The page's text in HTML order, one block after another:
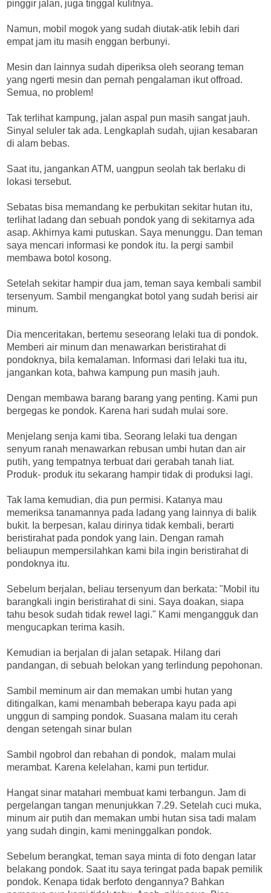
pinggir jalan, juga tinggal kulitnya.
Namun, mobil mogok yang sudah diutak-atik lebih dari
empat jam itu masih enggan berbunyi.
Mesin dan lainnya sudah diperiksa oleh seorang teman
yang ngerti mesin dan pernah pengalaman ikut offroad.
Semua, no problem!
Tak terlihat kampung, jalan aspal pun masih sangat jauh.
Sinyal seluler tak ada. Lengkaplah sudah, ujian kesabaran
di alam bebas.
Saat itu, jangankan ATM, uangpun seolah tak berlaku di
lokasi tersebut.
Sebatas bisa memandang ke perbukitan sekitar hutan itu,
terlihat ladang dan sebuah pondok yang di sekitarnya ada
asap. Akhirnya kami putuskan. Saya menunggu. Dan teman
saya mencari informasi ke pondok itu. Ia pergi sambil
membawa botol kosong.
Setelah sekitar hampir dua jam, teman saya kembali sambil
tersenyum. Sambil mengangkat botol yang sudah berisi air
minum.
Dia menceritakan, bertemu seseorang lelaki tua di pondok.
Memberi air minum dan menawarkan beristirahat di
pondoknya, bila kemalaman. Informasi dari lelaki tua itu,
jangankan kota, bahwa kampung pun masih jauh.
Dengan membawa barang barang yang penting. Kami pun
bergegas ke pondok. Karena hari sudah mulai sore.
Menjelang senja kami tiba. Seorang lelaki tua dengan
senyum ranah menawarkan rebusan umbi hutan dan air
putih, yang tempatnya terbuat dari gerabah tanah liat.
Produk- produk itu sekarang hampir tidak di produksi lagi.
Tak lama kemudian, dia pun permisi. Katanya mau
memeriksa tanamannya pada ladang yang lainnya di balik
bukit. Ia berpesan, kalau dirinya tidak kembali, berarti
beristirahat pada pondok yang lain. Dengan ramah
beliaupun mempersilahkan kami bila ingin beristirahat di
pondoknya itu.
Sebelum berjalan, beliau tersenyum dan berkata: "Mobil itu
barangkali ingin beristirahat di sini. Saya doakan, siapa
tahu besok sudah tidak rewel lagi." Kami mengangguk dan
mengucapkan terima kasih.
Kemudian ia berjalan di jalan setapak. Hilang dari
pandangan, di sebuah belokan yang terlindung pepohonan.
Sambil meminum air dan memakan umbi hutan yang
ditingalkan, kami menambah beberapa kayu pada api
unggun di samping pondok. Suasana malam itu cerah
dengan setengah sinar bulan
Sambil ngobrol dan rebahan di pondok, malam mulai
merambat. Karena kelelahan, kami pun tertidur.
Hangat sinar matahari membuat kami terbangun. Jam di
pergelangan tangan menunjukkan 7.29. Setelah cuci muka,
minum air putih dan memakan umbi hutan sisa tadi malam
yang sudah dingin, kami meninggalkan pondok.
Sebelum berangkat, teman saya minta di foto dengan latar
belakang pondok. Saat itu saya teringat pada bapak pemilik
pondok. Kenapa tidak berfoto dengannya? Bahkan